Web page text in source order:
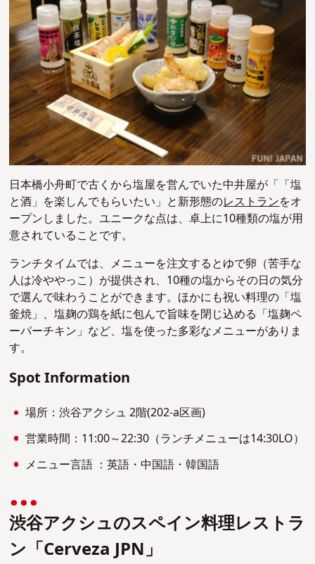
日本橋小舟町で古くから塩屋を営んでいた中井屋が「「塩
と酒」を楽しんでもらいたい」と新形態のレストランをオ
ープンしました。ユニークな点は、卓上に10種類の塩が用
意されていることです。
ランチタイムでは、メニューを注文するとゆで卵（苦手な
人は冷ややっこ）が提供され、10種の塩からその日の気分
で選んで味わうことができます。ほかにも祝い料理の「塩
釜焼」、塩麹の鶏を紙に包んで旨味を閉じ込める「塩麹ペ
ーパーチキン」など、塩を使った多彩なメニューがありま
す。
Spot Information
場所：渋谷アクシュ 2階(202-a区画)
営業時間：11:00～22:30（ランチメニューは14:30LO）
メニュー言語 ：英語・中国語・韓国語
渋谷アクシュのスペイン料理レストラ
ン「Cerveza JPN」